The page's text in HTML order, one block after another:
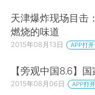
天津爆炸现场目击
燃烧的味道
2015年08月13日 APP打开
【旁观中国8.6】
2015年08月06日 APP打开